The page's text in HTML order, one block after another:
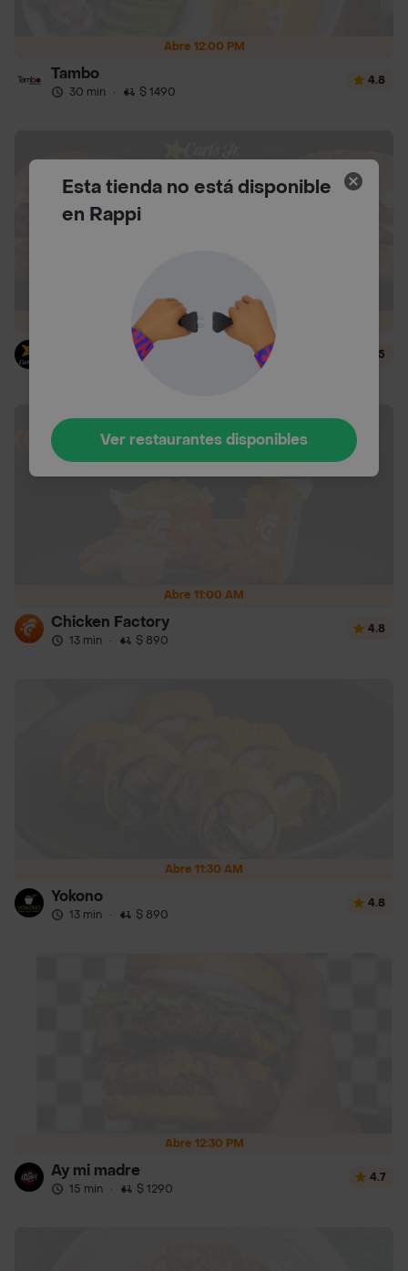
Abre 12:00 PM
Tambo
30 min · $ 1490
4.8
Abre 10:00 AM
$ 690
4.5
Abre 11:00 AM
Chicken Factory
13 min · $ 890
4.8
Abre 11:30 AM
Yokono
13 min · $ 890
4.8
Abre 12:30 PM
Ay mi madre
15 min · $ 1290
4.7
Esta tienda no está disponible
en Rappi
Ver restaurantes disponibles